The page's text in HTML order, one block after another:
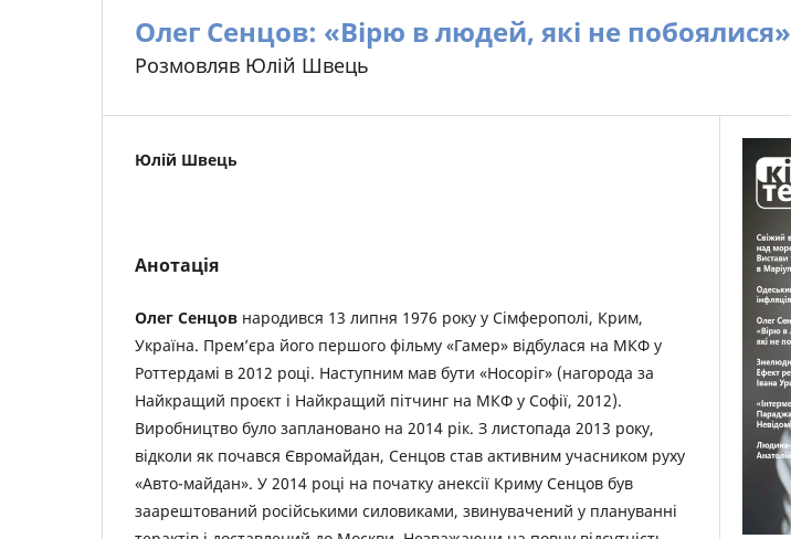
Олег Сенцов: «Вірю в людей, які не побоялися»
Розмовляв Юлій Швець
Юлій Швець
Анотація
Олег Сенцов народився 13 липня 1976 року у Сімферополі, Крим,
Україна. Прем’єра його першого фільму «Гамер» відбулася на МКФ у
Роттердамі в 2012 році. Наступним мав бути «Носоріг» (нагорода за
Найкращий проєкт і Найкращий пітчинг на МКФ у Софії, 2012).
Виробництво було заплановано на 2014 рік. З листопада 2013 року,
відколи як почався Євромайдан, Сенцов став активним учасником руху
«Авто-майдан». У 2014 році на початку анексії Криму Сенцов був
заарештований російськими силовиками, звинувачений у плануванні